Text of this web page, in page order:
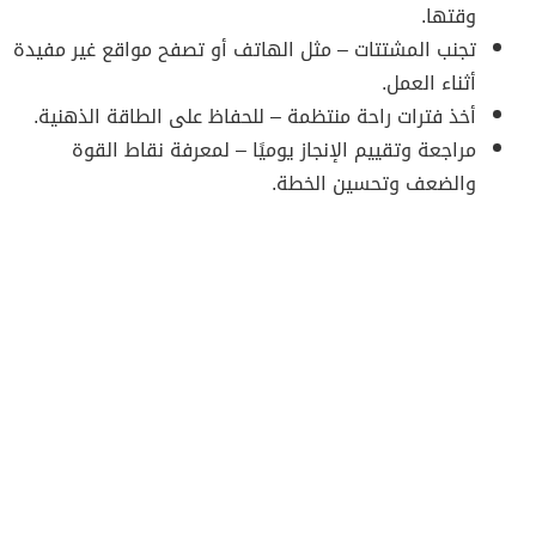
وقتها.
تجنب المشتتات – مثل الهاتف أو تصفح مواقع غير مفيدة
أثناء العمل.
أخذ فترات راحة منتظمة – للحفاظ على الطاقة الذهنية.
مراجعة وتقييم الإنجاز يوميًا – لمعرفة نقاط القوة
والضعف وتحسين الخطة.